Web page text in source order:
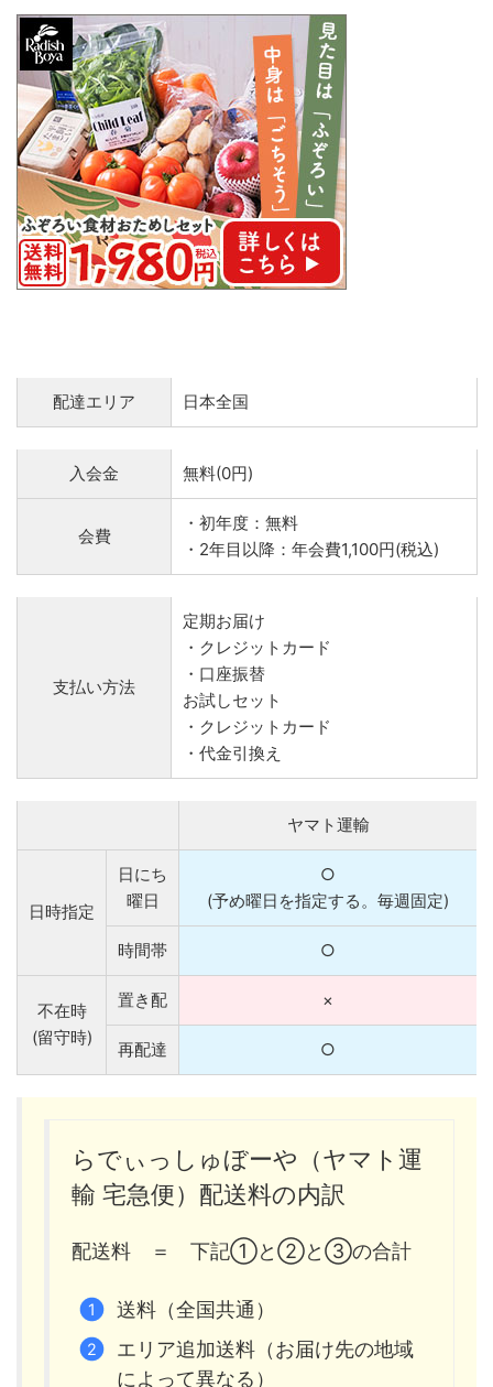
配達エリア 日本全国
入会金 無料(0円)
会費
・初年度：無料
・2年目以降：年会費1,100円(税込)
支払い方法
定期お届け
・クレジットカード
・口座振替
お試しセット
・クレジットカード
・代金引換え
ヤマト運輸
日時指定
日にち
曜日
○
(予め曜日を指定する。毎週固定)
時間帯 ○
不在時
(留守時)
置き配 ×
再配達 ○
らでぃっしゅぼーや（ヤマト運
輸 宅急便）配送料の内訳
配送料 ＝ 下記①と②と③の合計
送料（全国共通）
エリア追加送料（お届け先の地域
によって異なる）